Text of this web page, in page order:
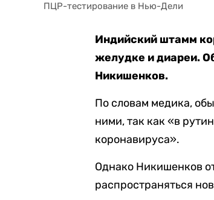
ПЦР-тестирование в Нью-Дели
Индийский штамм
желудке и диареи.
Никишенков.
По словам медика,
ними, так как «в
коронавируса».
Однако Никишенков
распространяться